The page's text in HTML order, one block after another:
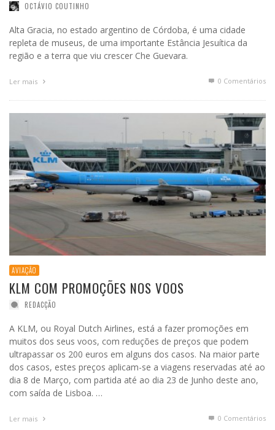
OCTÁVIO COUTINHO
Alta Gracia, no estado argentino de Córdoba, é uma cidade
repleta de museus, de uma importante Estância Jesuítica da
região e a terra que viu crescer Che Guevara.
Ler mais 0 Comentários
AVIAÇÃO
KLM COM PROMOÇÕES NOS VOOS
REDACÇÃO
A KLM, ou Royal Dutch Airlines, está a fazer promoções em
muitos dos seus voos, com reduções de preços que podem
ultrapassar os 200 euros em alguns dos casos. Na maior parte
dos casos, estes preços aplicam-se a viagens reservadas até ao
dia 8 de Março, com partida até ao dia 23 de Junho deste ano,
com saída de Lisboa. …
Ler mais 0 Comentários